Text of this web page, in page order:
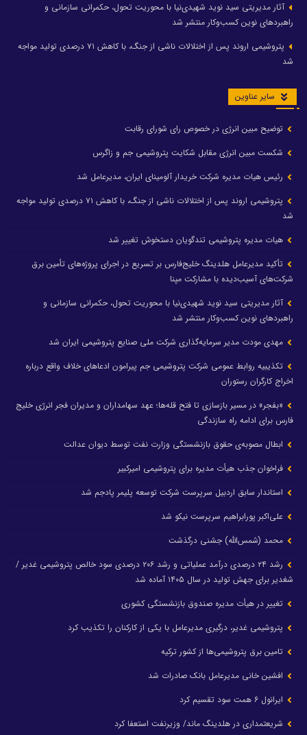
آثار مدیریتی سید نوید شهیدی‌نیا با محوریت تحول، حکمرانی سازمانی و
راهبردهای نوین کسب‌وکار منتشر شد
پتروشیمی اروند پس از اختلالات ناشی از جنگ، با کاهش ۷۱ درصدی تولید مواجه
شد
سایر عناوین
توضیح مبین انرژی در خصوص رای شورای رقابت
شکست مبین انرژی مقابل شکایت پتروشیمی جم و زاگرس
رئیس هیات مدیره شرکت خریدار آلومینای ایران، مدیرعامل شد
پتروشیمی اروند پس از اختلالات ناشی از جنگ، با کاهش ۷۱ درصدی تولید مواجه
شد
هیات مدیره پتروشیمی تندگویان دستخوش تغییر شد
تأکید مدیرعامل هلدینگ خلیج‌فارس بر تسریع در اجرای پروژه‌های تأمین برق
شرکت‌های آسیب‌دیده با مشارکت مپنا
آثار مدیریتی سید نوید شهیدی‌نیا با محوریت تحول، حکمرانی سازمانی و
راهبردهای نوین کسب‌وکار منتشر شد
مهدی مودت مدیر سرمایه‌گذاری شرکت ملی صنایع پتروشیمی ایران شد
تکذیبیه روابط عمومی شرکت پتروشیمی جم پیرامون ادعاهای خلاف واقع درباره
اخراج کارگران رستوران
«بفجر» در مسیر بازسازی تا فتح قله‌ها؛ عهد سهامداران و مدیران فجر انرژی خلیج
فارس برای ادامه راه سازندگی
ابطال مصوبه‌ی حقوق بازنشستگی وزارت نفت توسط دیوان عدالت
فراخوان جذب هیأت مدیره برای پتروشیمی امیرکبیر
استاندار سابق اردبیل سرپرست شرکت توسعه پلیمر پادجم شد
علی‌اکبر پورابراهیم سرپرست نیکو شد
محمد (شمس‌الله) جشنی درگذشت
رشد ۲۴ درصدی درآمد عملیاتی و رشد ۲۰۶ درصدی سود خالص پتروشیمی غدیر /
شغدیر برای جهش تولید در سال ۱۴۰۵ آماده شد
تغییر در هیأت مدیره صندوق بازنشستگی کشوری
پتروشیمی غدیر، درگیری مدیرعامل با یکی از کارکنان را تکذیب کرد
تامین برق پتروشیمی‌ها از کشور ترکیه
افشین خانی مدیرعامل بانک صادرات شد
ایرانول ۶ همت سود تقسیم کرد
شریعتمداری در هلدینگ ماند/ وزیرنفت استعفا کرد